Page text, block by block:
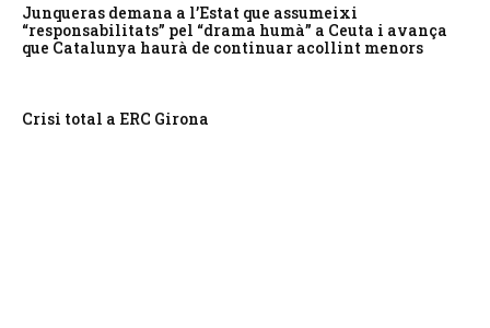
Junqueras demana a l’Estat que assumeixi
“responsabilitats” pel “drama humà” a Ceuta i avança
que Catalunya haurà de continuar acollint menors
Crisi total a ERC Girona